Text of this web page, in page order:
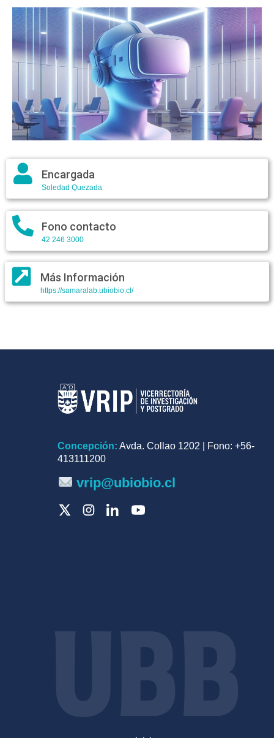
Encargada
Soledad Quezada
Fono contacto
42 246 3000
Más Información
https://samaralab.ubiobio.cl/
Concepción: Avda. Collao 1202 | Fono: +56-
413111200
vrip@ubiobio.cl